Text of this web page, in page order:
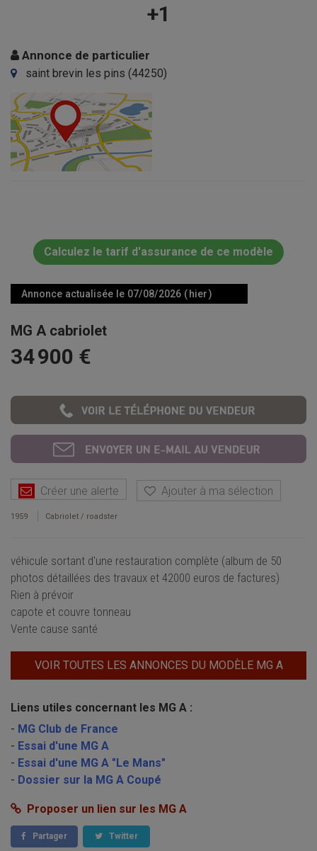
+1
Annonce de particulier
saint brevin les pins (44250)
Calculez le tarif d'assurance de ce modèle
Annonce actualisée le 07/08/2026 ( hier )
MG A cabriolet
34 900 €
Créer une alerte Ajouter à ma sélection
1959 Cabriolet / roadster
véhicule sortant d'une restauration complète (album de 50
photos détaillées des travaux et 42000 euros de factures)
Rien à prévoir
capote et couvre tonneau
Vente cause santé
VOIR TOUTES LES ANNONCES DU MODÈLE MG A
Liens utiles concernant les MG A :
- MG Club de France
- Essai d'une MG A
- Essai d'une MG A "Le Mans"
- Dossier sur la MG A Coupé
Proposer un lien sur les MG A
Partager Twitter